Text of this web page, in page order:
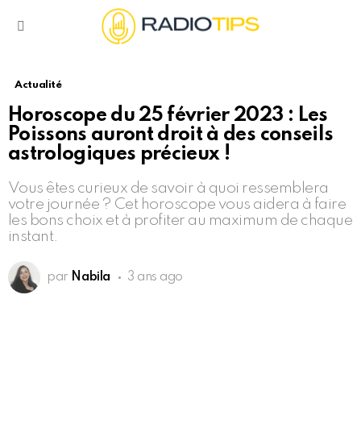
Actualité
Horoscope du 25 février 2023 : Les
Poissons auront droit à des conseils
astrologiques précieux !
Vous êtes curieux de savoir à quoi ressemblera
votre journée ? Cet horoscope vous aidera à faire
les bons choix et à profiter au maximum de chaque
instant.
par Nabila 3 ans ago